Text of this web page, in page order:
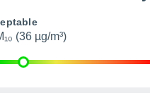
(36 µg/m³)